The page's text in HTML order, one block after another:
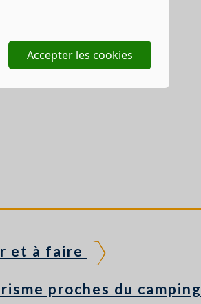
Accepter les cookies
et à faire
proches du camping